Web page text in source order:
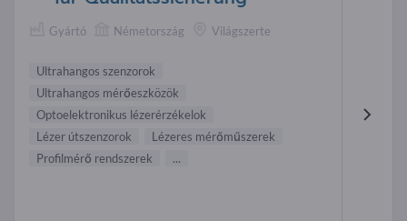
Gyártó Németország Világszerte
Ultrahangos szenzorok
Ultrahangos mérőeszközök
Optoelektronikus lézerérzékelok
Lézer útszenzorok
Lézeres mérőműszerek
Profilmérő rendszerek
...